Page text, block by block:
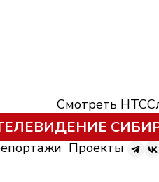
Смотреть НТС
Проекты